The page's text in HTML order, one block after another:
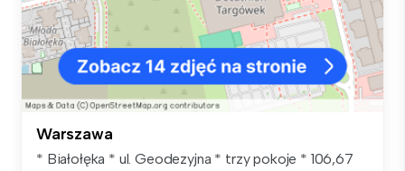
Warszawa
* Białołęka * ul. Geodezyjna * trzy pokoje * 106,67